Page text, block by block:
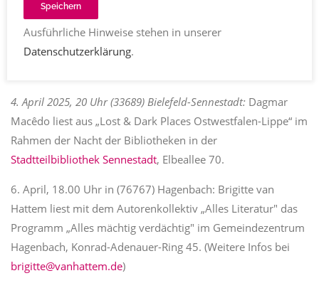
4. April 2025, 19.30 Uhr, in (73117) Wangen, Kreis Göppingen:
Susanne Ackstaller liest aus „Auf das Leben!“ in der
4. April 2025, 20 Uhr (33689) Bielefeld-Sennestadt: Dagmar
Macêdo liest aus „Lost & Dark Places Ostwestfalen-Lippe“ im
Rahmen der Nacht der Bibliotheken in der
Stadtteilbibliothek Sennestadt, Elbeallee 70.
6. April, 18.00 Uhr in (76767) Hagenbach: Brigitte van
Hattem liest mit dem Autorenkollektiv „Alles Literatur" das
Programm „Alles mächtig verdächtig" im Gemeindezentrum
Hagenbach, Konrad-Adenauer-Ring 45. (Weitere Infos bei
brigitte@vanhattem.de)
Speichern
Ausführliche Hinweise stehen in unserer
Datenschutzerklärung.